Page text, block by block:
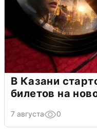
В Казани
билетов на
7 августа 0